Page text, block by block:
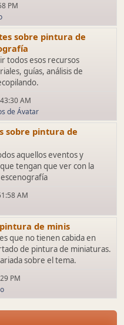
PM
sobre pintura de
todos esos recursos
guías, análisis de
AM
de Ávatar
sobre pintura de
aquellos eventos y
tengan que ver con la
AM
de minis
que no tienen cabida en
de pintura de miniaturas.
sobre el tema.
PM